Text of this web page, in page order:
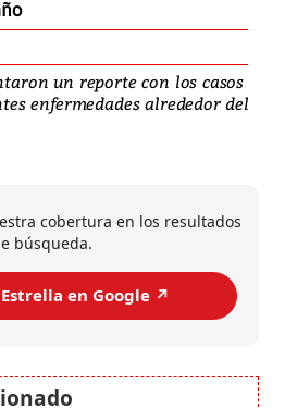
un reporte con los casos
enfermedades alrededor del
cobertura en los resultados
búsqueda.
en Google ↗️